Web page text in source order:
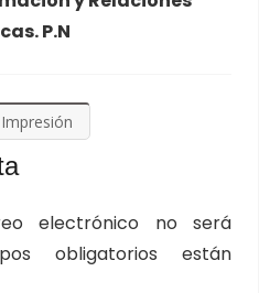
P.N
Impresión
electrónico no será
obligatorios están